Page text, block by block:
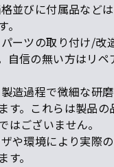
並びに付属品など
ーツの取り付け/改
自信の無い方はリペ
造過程で微細な研
す。これらは製品の
はございません。
や環境により実際
。